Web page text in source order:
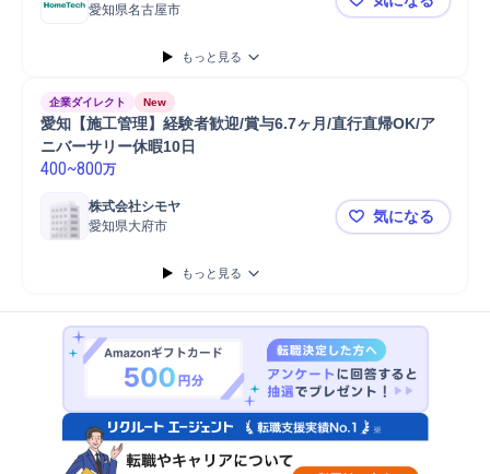
愛知県名古屋市
【建築施工
もっと見る
企業ダイレクト New
愛知【施工管理】経験者歓迎/賞与6.7ヶ月/直行直帰OK/ア
ニバーサリー休暇10日
400~800万
株式会社シモヤ
愛知県大府市
愛知【施工
気になる
もっと見る